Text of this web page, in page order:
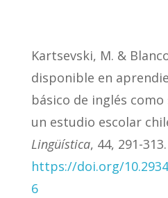
Kartsevski, M. &
disponible en
básico de inglés como
un estudio escolar
Lingüística, 44, 291-313.
https://doi.org/
6